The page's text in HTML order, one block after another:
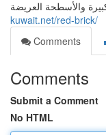
kuwait.net/red-brick/
Comments
Comments
Submit a Comment
No HTML